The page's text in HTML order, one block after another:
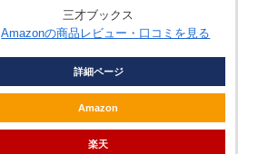
三才ブックス
Amazonの商品レビュー・口コミを見る
詳細ページ
Amazon
楽天